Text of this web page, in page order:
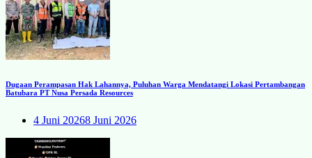
Dugaan Perampasan Hak Lahannya, Puluhan Warga Mendatangi Lokasi Pertambangan
Batubara PT Nusa Persada Resources
4 Juni 20268 Juni 2026